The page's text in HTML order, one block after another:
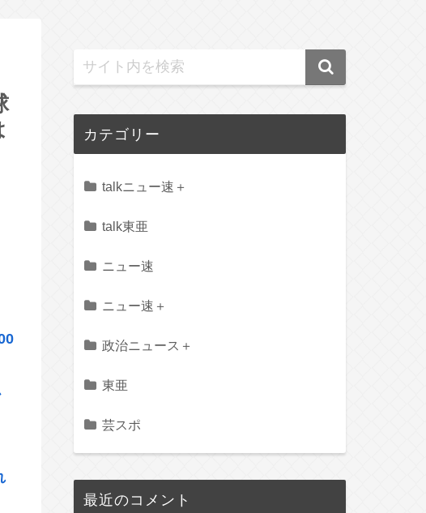
カテゴリー
talkニュー速＋
talk東亜
ニュー速
ニュー速＋
政治ニュース＋
東亜
芸スポ
最近のコメント